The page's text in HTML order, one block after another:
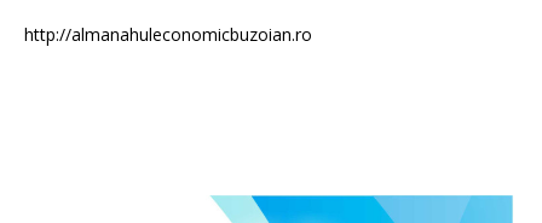
http://almanahuleconomicbuzoian.ro